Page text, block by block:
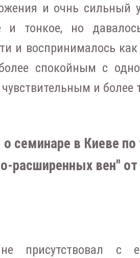
и очнь сильный
и тонкое, но
и воспринималось
спокойным с
и
семинаре в Киеве по
расширенных вен"
присутствовал с